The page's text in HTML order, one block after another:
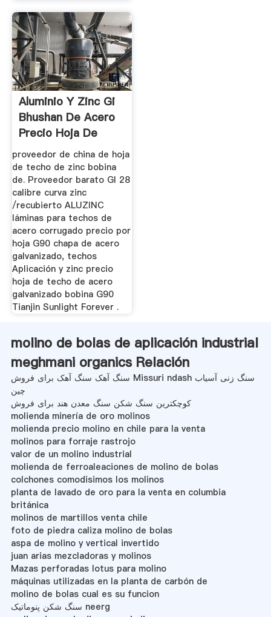
Aluminio Y Zinc Gi
Bhushan De Acero
Precio Hoja De
Filipinas
proveedor de china de hoja
de techo de zinc bobina
de. Proveedor barato GI 28
calibre curva zinc
/recubierto ALUZINC
láminas para techos de
acero corrugado precio por
hoja G90 chapa de acero
galvanizado, techos
Aplicación y zinc precio
hoja de techo de acero
galvanizado bobina G90
Tianjin Sunlight Forever .
molino de bolas de aplicación industrial
meghmani organics Relación
سنگ آهک سنگ آهک برای فروش Missuri ndash سنگ زنی آسیاب
چین
کوچکترین سنگ شکن سنگ معدن هند برای فروش
molienda minería de oro molinos
molienda precio molino en chile para la venta
molinos para forraje rastrojo
valor de un molino industrial
molienda de ferroaleaciones de molino de bolas
colchones comodisimos los molinos
planta de lavado de oro para la venta en columbia
británica
molinos de martillos venta chile
foto de piedra caliza molino de bolas
aspa de molino y vertical invertido
juan arias mezcladoras y molinos
Mazas perforadas lotus para molino
máquinas utilizadas en la planta de carbón de
molino de bolas cual es su funcion
سنگ شکن پنوماتیک neerg